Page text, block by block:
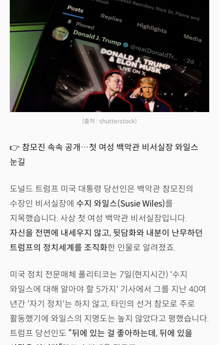
(출처 : shutterstock)
👉 참모진 속속 공개…첫 여성 백악관 비서실장 와일스
눈길
도널드 트럼프 미국 대통령 당선인은 백악관 참모진의
수장인 비서실장에 수지 와일스(Susie Wiles)를
지목했습니다. 사상 첫 여성 백악관 비서실장입니다.
자신을 전면에 내세우지 않고, 뒷담화와 내분이 난무하던
트럼프의 정치세계를 조직화한 인물로 알려졌죠.
미국 정치 전문매체 폴리티코는 7일(현지시간) '수지
와일스에 대해 알아야 할 5가지' 기사에서 그를 지난 40여
년간 '자기 정치'는 하지 않고, 타인의 선거 참모로 주로
활동했기에 와일스의 지명도는 높지 않았다고 평했습니다.
트럼프 당선인도 “뒤에 있는 걸 좋아하는데, 뒤에 있을